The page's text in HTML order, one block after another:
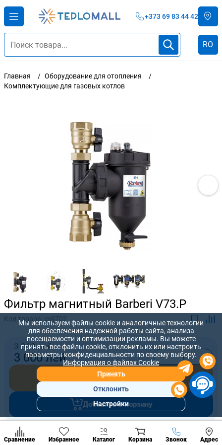
+373 69 83 44 42
RO
Главная
Оборудование для отопления
Комплектующие для газовых котлов
Фильтр магнитный Barberi V73.P
Код товара: es9702
3 360 лей
3 000лей - +
Купить сейчас
Добавить в корзину
Предложите нам свою цену, которую вы готовы заплатить за
Сравнение Избранное Каталог Корзина Звонок Адрес
Позвонить
разделы
Мы используем файлы cookie и аналогичные технологии
для обеспечения надежной работы сайта, анализа
посещаемости и оптимизации рекламы. Вы можете
принять все файлы cookie, отклонить их или настроить
параметры конфиденциальности по своему выбору.
Информация о файлах Cookie
Принять
Отклонить
Настройки